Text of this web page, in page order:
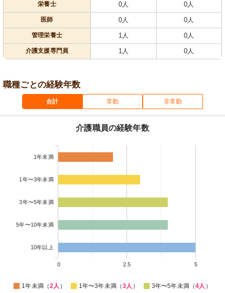
栄養士 0人 0人
医師 0人 0人
管理栄養士 1人 0人
介護支援専門員 1人 0人
職種ごとの経験年数
合計 常勤 非常勤
介護職員の経験年数
1年未満
1年〜3年未満
3年〜5年未満
5年〜10年未満
10年以上
0 2.5 5
1年未満（2人 ） 1年〜3年未満（3人 ） 3年〜5年未満（4人 ）